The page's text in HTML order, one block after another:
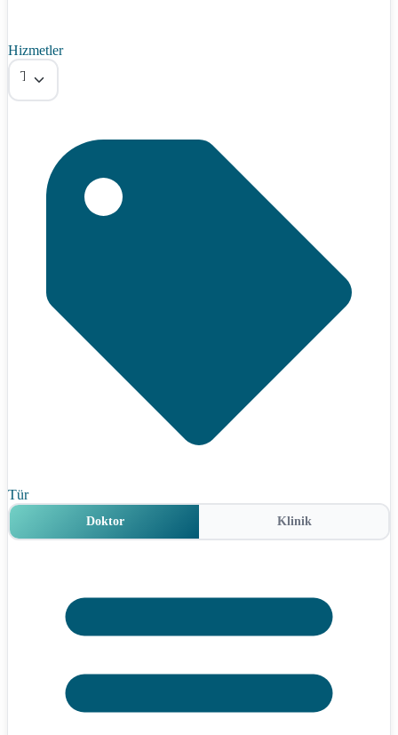
Hizmetler
Tümü
Tür
Doktor Klinik